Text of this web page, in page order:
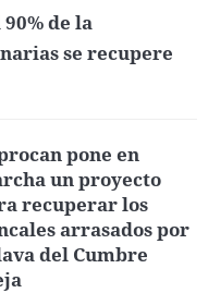
de la
se recupere
pone en
un proyecto
recuperar los
arrasados por
del Cumbre